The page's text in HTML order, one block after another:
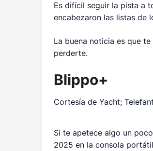
Es difícil seguir la pista a
encabezaron las listas de
La buena noticia es que
perderte.
Blippo+
Cortesía de Yacht;
Si te apetece algo un
2025 en la consola